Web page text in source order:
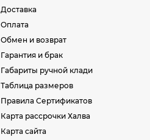
Доставка
Оплата
Обмен и возврат
Гарантия и брак
Габариты ручной клади
Таблица размеров
Правила Сертификатов
Карта рассрочки Халва
Карта сайта